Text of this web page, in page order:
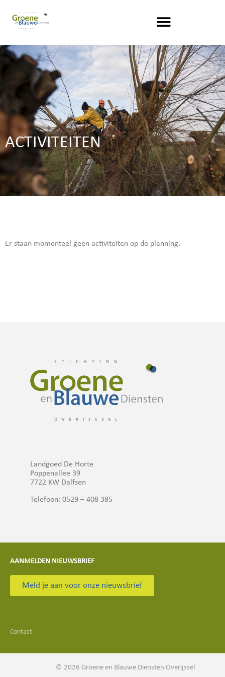
ACTIVITEITEN
Er staan momenteel geen activiteiten op de planning.
Landgoed De Horte
Poppenallee 39
7722 KW Dalfsen
Telefoon: 0529 – 408 385
AANMELDEN NIEUWSBRIEF
Meld je aan voor onze nieuwsbrief
© 2026 Groene en Blauwe Diensten Overijssel
Contact